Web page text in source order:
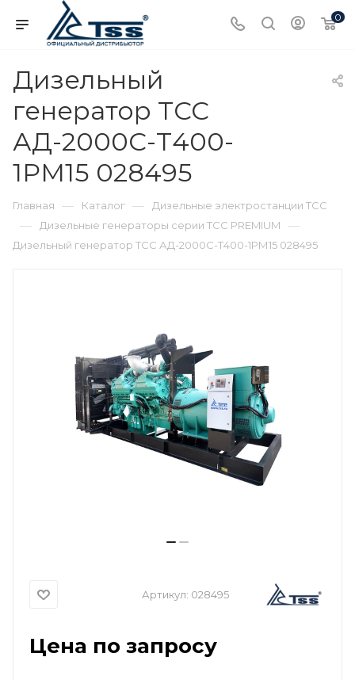
0
Дизельный
генератор ТСС
АД-2000С-Т400-
1РМ15 028495
Главная — Каталог — Дизельные электростанции ТСС
— Дизельные генераторы серии ТСС PREMIUM —
Дизельный генератор ТСС АД-2000С-Т400-1РМ15 028495
Артикул: 028495
Цена по запросу